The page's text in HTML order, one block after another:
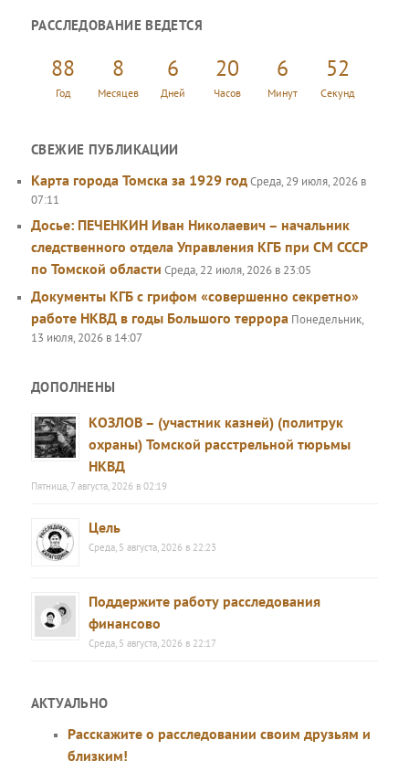
с
РАССЛЕДОВАНИЕ ВЕДЕТСЯ
88
Год
8
Месяцев
6
Дней
20
Часов
6
Минут
52
Секунд
СВЕЖИЕ ПУБЛИКАЦИИ
Карта города Томска за 1929 годСреда, 29 июля, 2026 в
07:11
Досье: ПЕЧЕНКИН Иван Николаевич – начальник
следственного отдела Управления КГБ при СМ СССР
по Томской области Среда, 22 июля, 2026 в 23:05
Документы КГБ с грифом «совершенно секретно»
работе НКВД в годы Большого террора Понедельник,
13 июля, 2026 в 14:07
ДОПОЛНЕНЫ
КОЗЛОВ – (участник казней) (политрук
охраны) Томской расстрельной тюрьмы
НКВД
Пятница, 7 августа, 2026 в 02:19
Цель
Среда, 5 августа, 2026 в 22:23
Поддержите работу расследования
финансово
Среда, 5 августа, 2026 в 22:17
АКТУАЛЬНО
Расскажите о расследовании своим друзьям и
близким!